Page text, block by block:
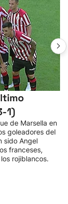
1)
de Marsella en
goleadores del
sido Angel
franceses,
rojiblancos.